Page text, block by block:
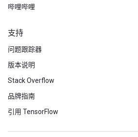
哔哩哔哩
支持
问题跟踪器
版本说明
Stack Overflow
品牌指南
引用 TensorFlow